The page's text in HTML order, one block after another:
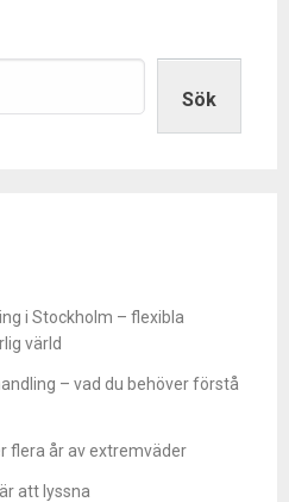
Sök
i Stockholm – flexibla
värld
– vad du behöver förstå
flera år av extremväder
att lyssna